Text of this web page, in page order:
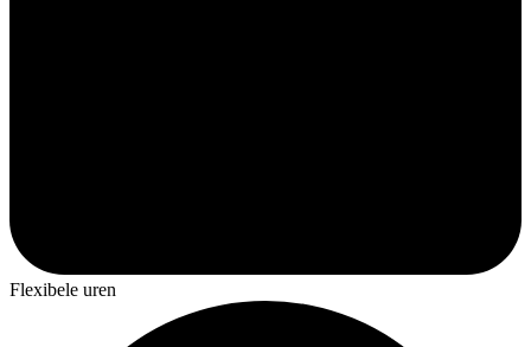
Flexibele uren